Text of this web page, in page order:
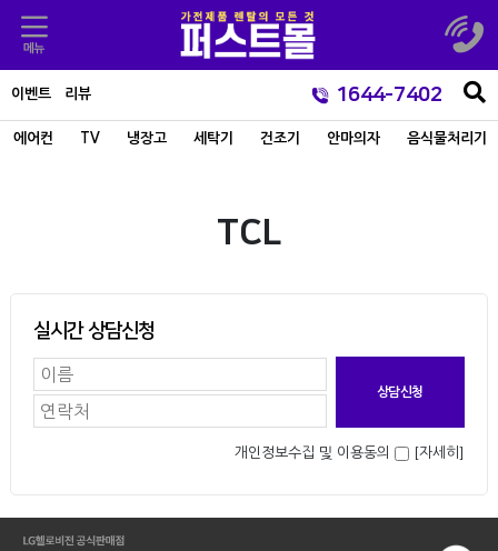
이벤트 리뷰 1644-7402
에어컨 TV 냉장고 세탁기 건조기 안마의자 음식물처리기
TCL
실시간 상담신청
개인정보수집 및 이용동의 [자세히]